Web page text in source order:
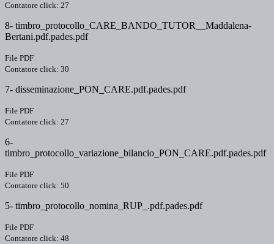
Contatore click: 27
8- timbro_protocollo_CARE_BANDO_TUTOR__Maddalena-
Bertani.pdf.pades.pdf
File PDF
Contatore click: 30
7- disseminazione_PON_CARE.pdf.pades.pdf
File PDF
Contatore click: 27
6-
timbro_protocollo_variazione_bilancio_PON_CARE.pdf.pades.pdf
File PDF
Contatore click: 50
5- timbro_protocollo_nomina_RUP_.pdf.pades.pdf
File PDF
Contatore click: 48